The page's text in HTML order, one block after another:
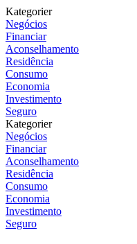
Kategorier
Negócios
Financiar
Aconselhamento
Residência
Consumo
Economia
Investimento
Seguro
Kategorier
Negócios
Financiar
Aconselhamento
Residência
Consumo
Economia
Investimento
Seguro